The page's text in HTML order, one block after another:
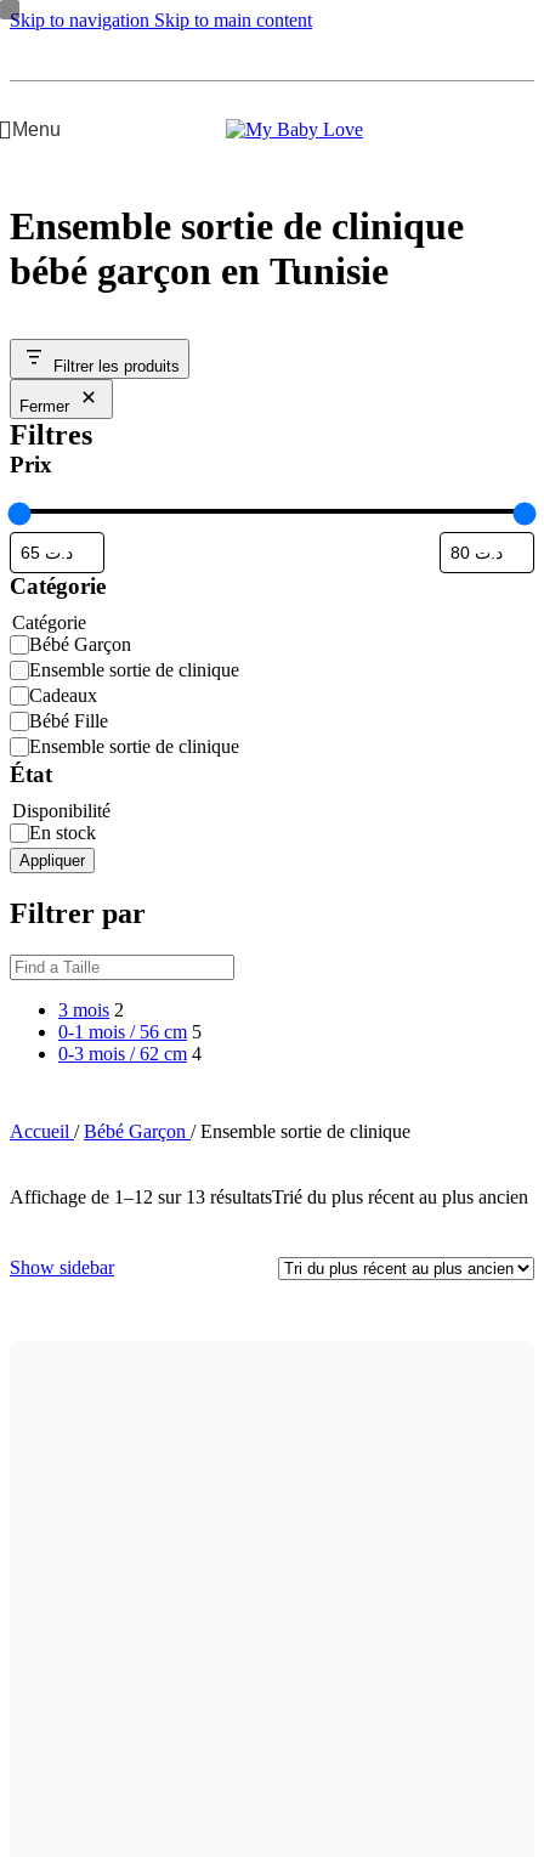
Skip to navigation Skip to main content
Menu
Ensemble sortie de clinique
bébé garçon en Tunisie
Filtrer les produits
Fermer
Filtres
Prix
Catégorie
Catégorie
Bébé Garçon
Ensemble sortie de clinique
Cadeaux
Bébé Fille
Ensemble sortie de clinique
État
Disponibilité
En stock
Appliquer
Filtrer par
3 mois 2
0-1 mois / 56 cm 5
0-3 mois / 62 cm 4
Accueil / Bébé Garçon / Ensemble sortie de clinique
Affichage de 1–12 sur 13 résultatsTrié du plus récent au plus ancien
Show sidebar